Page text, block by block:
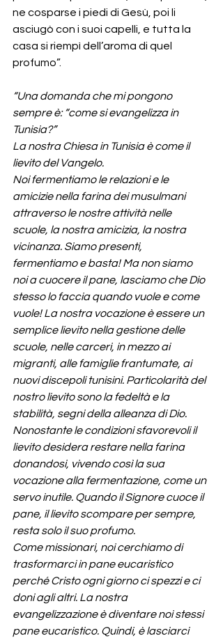
ne cosparse i piedi di Gesù, poi li
asciugò con i suoi capelli, e tutta la
casa si riempì dell’aroma di quel
profumo”.
“Una domanda che mi pongono
sempre è: “come si evangelizza in
Tunisia?”
La nostra Chiesa in Tunisia è come il
lievito del Vangelo.
Noi fermentiamo le relazioni e le
amicizie nella farina dei musulmani
attraverso le nostre attività nelle
scuole, la nostra amicizia, la nostra
vicinanza. Siamo presenti,
fermentiamo e basta! Ma non siamo
noi a cuocere il pane, lasciamo che Dio
stesso lo faccia quando vuole e come
vuole! La nostra vocazione è essere un
semplice lievito nella gestione delle
scuole, nelle carceri, in mezzo ai
migranti, alle famiglie frantumate, ai
nuovi discepoli tunisini. Particolarità del
nostro lievito sono la fedeltà e la
stabilità, segni della alleanza di Dio.
Nonostante le condizioni sfavorevoli il
lievito desidera restare nella farina
donandosi, vivendo così la sua
vocazione alla fermentazione, come un
servo inutile. Quando il Signore cuoce il
pane, il lievito scompare per sempre,
resta solo il suo profumo.
Come missionari, noi cerchiamo di
trasformarci in pane eucaristico
perché Cristo ogni giorno ci spezzi e ci
doni agli altri. La nostra
evangelizzazione è diventare noi stessi
pane eucaristico. Quindi, è lasciarci